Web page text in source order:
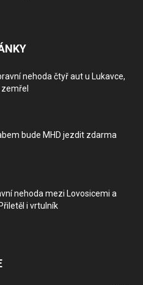
nehoda čtyř aut u Lukavce,
bude MHD jezdit zdarma
nehoda mezi Lovosicemi a
i vrtulník